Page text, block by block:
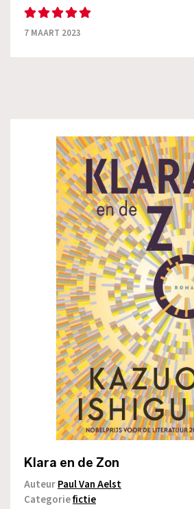
7 MAART 2023
Klara en de Zon
AuteurPaul Van Aelst
Categoriefictie